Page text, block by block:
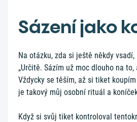
Sázení jako
Na otázku, zda si ještě někdy
„Určitě. Sázím už moc dlouho na
Vždycky se těším, až si tiket
je takový můj osobní rituál a
Když si svůj tiket kontroloval